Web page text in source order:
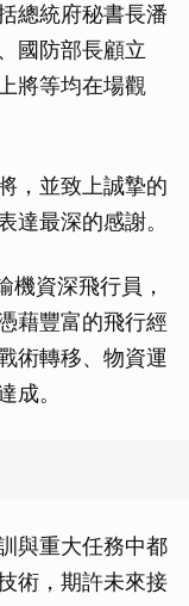
總統府秘書長潘
國防部長顧立
將等均在場觀
，並致上誠摯的
達最深的感謝。
機資深飛行員，
藉豐富的飛行經
術轉移、物資運
成。
與重大任務中都
術，期許未來接